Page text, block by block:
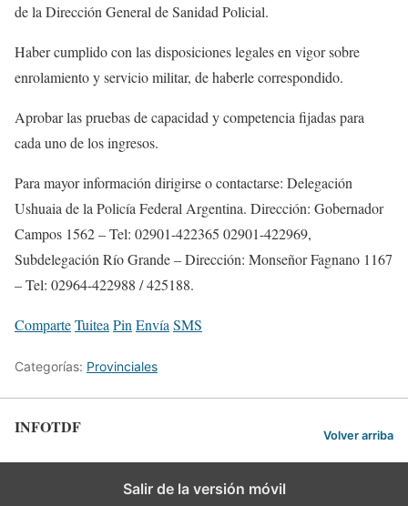
de la Dirección General de Sanidad Policial.
Haber cumplido con las disposiciones legales en vigor sobre
enrolamiento y servicio militar, de haberle correspondido.
Aprobar las pruebas de capacidad y competencia fijadas para
cada uno de los ingresos.
Para mayor información dirigirse o contactarse: Delegación
Ushuaia de la Policía Federal Argentina. Dirección: Gobernador
Campos 1562 – Tel: 02901-422365 02901-422969,
Subdelegación Río Grande – Dirección: Monseñor Fagnano 1167
– Tel: 02964-422988 / 425188.
ComparteTuitea Pin Envía SMS
Categorías: Provinciales
INFOTDF Volver arriba
Salir de la versión móvil